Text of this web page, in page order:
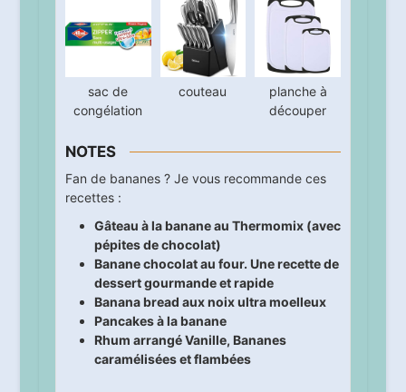
sac de
congélation
couteau
planche à
découper
NOTES
Fan de bananes ? Je vous recommande ces
recettes :
Gâteau à la banane au Thermomix (avec
pépites de chocolat)
Banane chocolat au four. Une recette de
dessert gourmande et rapide
Banana bread aux noix ultra moelleux
Pancakes à la banane
Rhum arrangé Vanille, Bananes
caramélisées et flambées